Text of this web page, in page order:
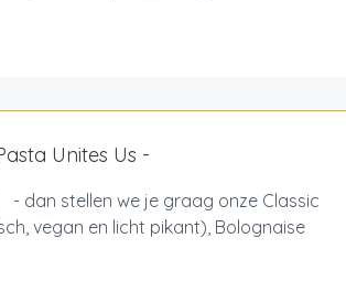
Unites Us -
- dan stellen we je graag onze Classic
vegan en licht pikant), Bolognaise